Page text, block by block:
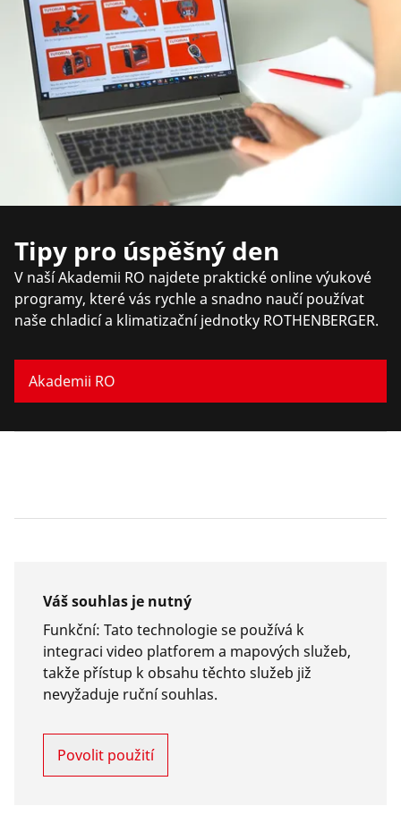
Tipy pro úspěšný den
V naší Akademii RO najdete praktické online výukové
programy, které vás rychle a snadno naučí používat
naše chladicí a klimatizační jednotky ROTHENBERGER.
Akademii RO
nevyžaduje ruční souhlas.
Váš souhlas je nutný
Funkční: Tato technologie se používá k
integraci video platforem a mapových služeb,
takže přístup k obsahu těchto služeb již
nevyžaduje ruční souhlas.
Povolit použití